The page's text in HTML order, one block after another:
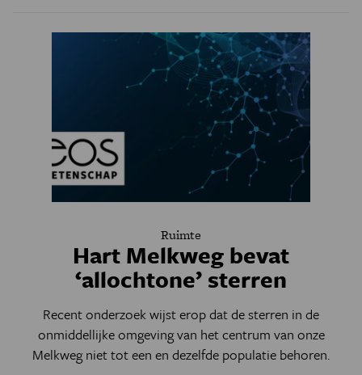
Ruimte
Hart Melkweg bevat
‘allochtone’ sterren
Recent onderzoek wijst erop dat de sterren in de
onmiddellijke omgeving van het centrum van onze
Melkweg niet tot een en dezelfde populatie behoren.